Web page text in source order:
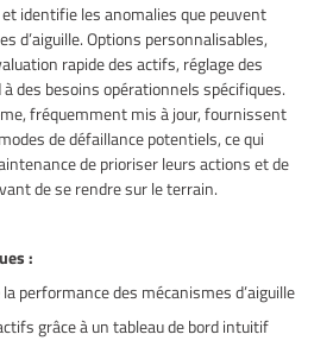
identifie les anomalies que peuvent
d’aiguille. Options personnalisables,
rapide des actifs, réglage des
des besoins opérationnels spécifiques.
fréquemment mis à jour, fournissent
de défaillance potentiels, ce qui
de prioriser leurs actions et de
de se rendre sur le terrain.
:
performance des mécanismes d’aiguille
grâce à un tableau de bord intuitif